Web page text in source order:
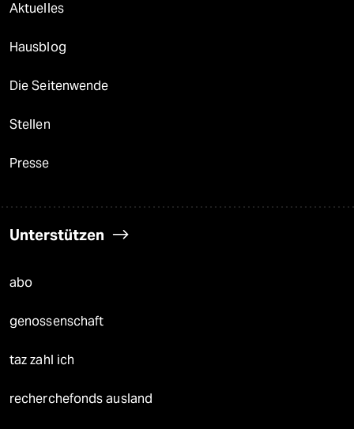
Aktuelles
Hausblog
Die Seitenwende
Stellen
Presse
Unterstützen
abo
genossenschaft
taz zahl ich
recherchefonds ausland